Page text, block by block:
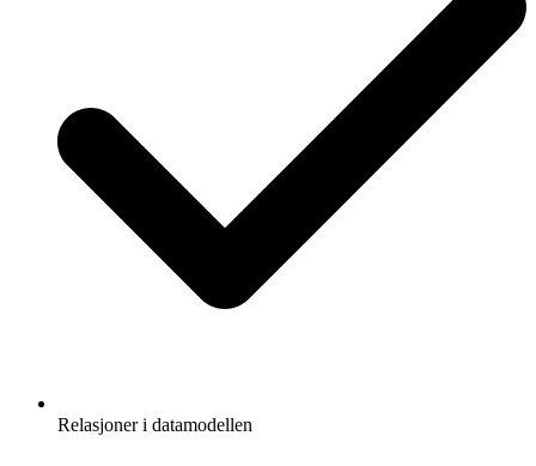
Relasjoner i datamodellen